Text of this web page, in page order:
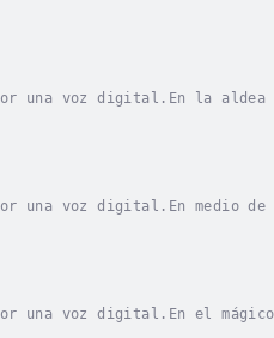
una voz digital.En la
una voz digital.En medio
una voz digital.En el